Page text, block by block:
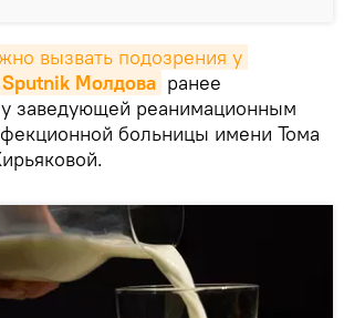
вызвать подозрения у
Sputnik Молдова ранее
у заведующей реанимационным
больницы имени Тома